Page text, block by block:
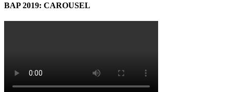
BAP 2019: CAROUSEL